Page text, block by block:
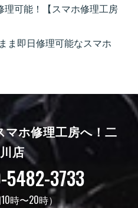
理可能！【スマホ修理工房
ま即日修理可能なスマホ
ホ修理工房へ！ 二
店
3733
時〜20時）